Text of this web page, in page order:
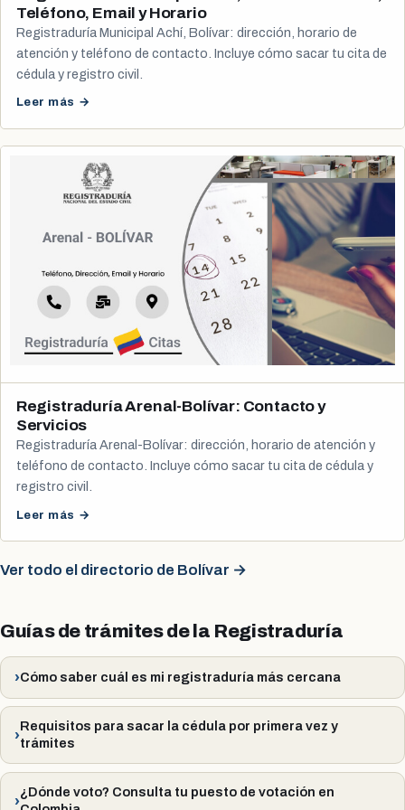
Teléfono, Email y Horario
Registraduría Municipal Achí, Bolívar: dirección, horario de
atención y teléfono de contacto. Incluye cómo sacar tu cita de
cédula y registro civil.
Leer más →
Registraduría Arenal-Bolívar: Contacto y
Servicios
Registraduría Arenal-Bolívar: dirección, horario de atención y
teléfono de contacto. Incluye cómo sacar tu cita de cédula y
registro civil.
Leer más →
Ver todo el directorio de Bolívar →
Guías de trámites de la Registraduría
Cómo saber cuál es mi registraduría más cercana
Requisitos para sacar la cédula por primera vez y
trámites
¿Dónde voto? Consulta tu puesto de votación en